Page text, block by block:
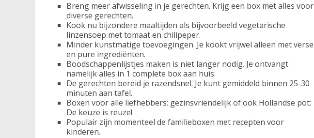
Breng meer afwisseling in je gerechten. Krijg een box met alles voor
diverse gerechten.
Kook nu bijzondere maaltijden als bijvoorbeeld vegetarische
linzensoep met tomaat en chilipeper.
Minder kunstmatige toevoegingen. Je kookt vrijwel alleen met verse
en pure ingrediënten.
Boodschappenlijstjes maken is niet langer nodig. Je ontvangt
namelijk alles in 1 complete box aan huis.
De gerechten bereid je razendsnel. Je kunt gemiddeld binnen 25-30
minuten aan tafel.
Boxen voor alle liefhebbers: gezinsvriendelijk of ook Hollandse pot:
De keuze is reuze!
Populair zijn momenteel de familieboxen met recepten voor
kinderen.